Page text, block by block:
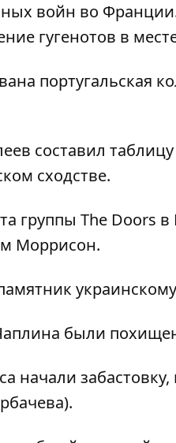
войн во
гугенотов в
португальская
составил
сходстве.
группы The Doors
Моррисон.
были
начали